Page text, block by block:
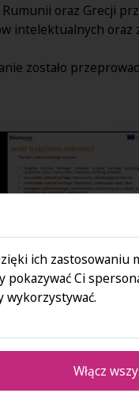
oraz Grecji
intelektualnych oraz
zostało
ich zastosowaniu
Ci
wykorzystywać.
Włącz